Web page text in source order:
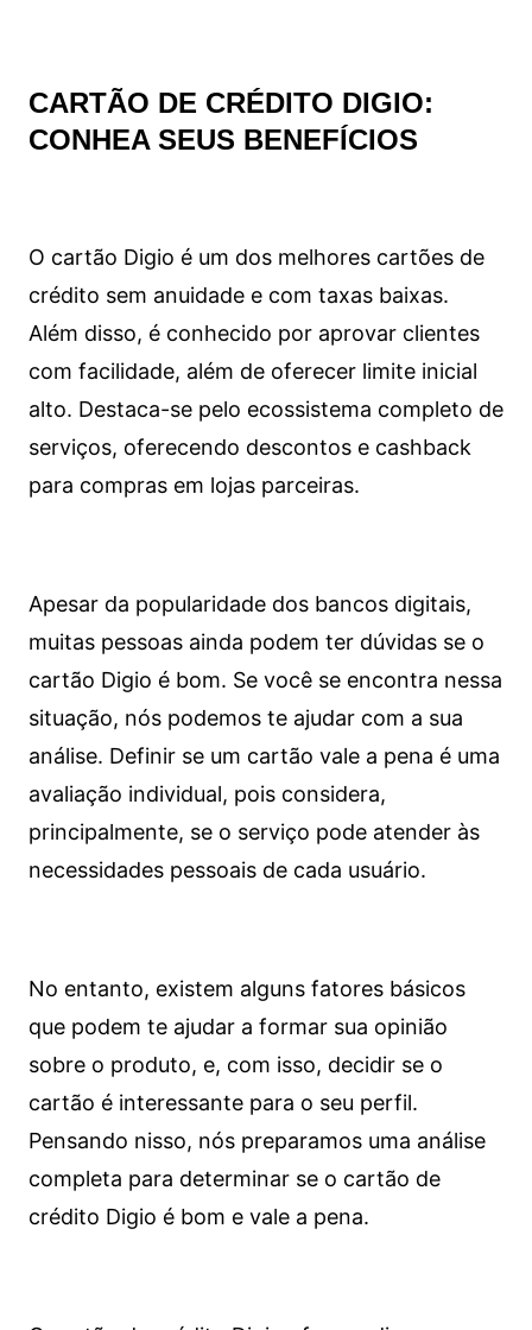
CARTÃO DE CRÉDITO DIGIO:
CONHEA SEUS BENEFÍCIOS
O cartão Digio é um dos melhores cartões de
crédito sem anuidade e com taxas baixas.
Além disso, é conhecido por aprovar clientes
com facilidade, além de oferecer limite inicial
alto. Destaca-se pelo ecossistema completo de
serviços, oferecendo descontos e cashback
para compras em lojas parceiras.
Apesar da popularidade dos bancos digitais,
muitas pessoas ainda podem ter dúvidas se o
cartão Digio é bom. Se você se encontra nessa
situação, nós podemos te ajudar com a sua
análise. Definir se um cartão vale a pena é uma
avaliação individual, pois considera,
principalmente, se o serviço pode atender às
necessidades pessoais de cada usuário.
No entanto, existem alguns fatores básicos
que podem te ajudar a formar sua opinião
sobre o produto, e, com isso, decidir se o
cartão é interessante para o seu perfil.
Pensando nisso, nós preparamos uma análise
completa para determinar se o cartão de
crédito Digio é bom e vale a pena.